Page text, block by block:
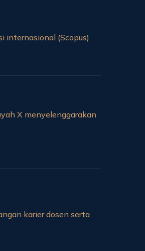
internasional (Scopus)
X menyelenggarakan
karier dosen serta